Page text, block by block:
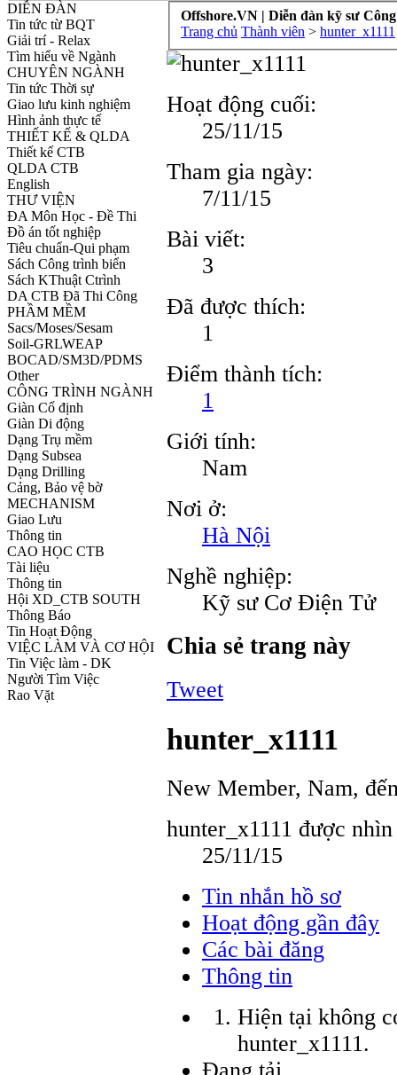
DIỄN ĐÀN
Tin tức từ BQT
Giải trí - Relax
Tìm hiểu về Ngành
CHUYÊN NGÀNH
Tin tức Thời sự
Giao lưu kinh nghiệm
Hình ảnh thực tế
THIẾT KẾ & QLDA
Thiết kế CTB
QLDA CTB
English
THƯ VIỆN
ĐA Môn Học - Đề Thi
Đồ án tốt nghiệp
Tiêu chuẩn-Qui phạm
Sách Công trình biển
Sách KThuật Ctrình
DA CTB Đã Thi Công
PHẦM MỀM
Sacs/Moses/Sesam
Soil-GRLWEAP
BOCAD/SM3D/PDMS
Other
CÔNG TRÌNH NGÀNH
Giàn Cố định
Giàn Di động
Dạng Trụ mềm
Dạng Subsea
Dạng Drilling
Cảng, Bảo vệ bờ
MECHANISM
Giao Lưu
Thông tin
CAO HỌC CTB
Tài liệu
Thông tin
Hội XD_CTB SOUTH
Thông Báo
Tin Hoạt Động
VIỆC LÀM VÀ CƠ HỘI
Tin Việc làm - DK
Người Tìm Việc
Rao Vặt
Offshore.VN | Diễn đàn kỹ sư
Trang chủ Thành viên > hunter_x1111
Hoạt động cuối:
25/11/15
Tham gia ngày:
7/11/15
Bài viết:
3
Đã được thích:
1
Điểm thành tích:
1
Giới tính:
Nam
Nơi ở:
Hà Nội
Nghề nghiệp:
Kỹ sư Cơ Điện Tử
Chia sẻ trang này
Tweet
hunter_x1111
New Member, Nam,
hunter_x1111 được
25/11/15
Tin nhắn hồ sơ
Hoạt động gần đây
Các bài đăng
Thông tin
Hiện tại không
hunter_x1111.